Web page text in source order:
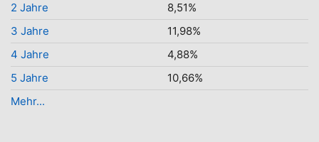
2 Jahre
8,51%
3 Jahre
11,98%
4 Jahre
4,88%
5 Jahre
10,66%
Mehr...